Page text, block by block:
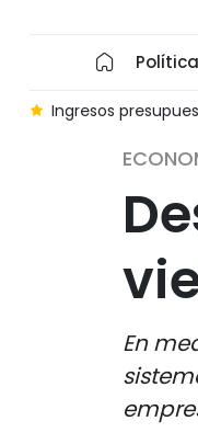
Política
Quang Ninh
En